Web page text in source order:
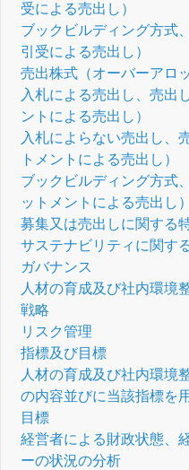
受による売出し）
ブックビルディング方式
引受による売出し）
売出株式（オーバーアロ
入札による売出し、売出
ントによる売出し）
入札によらない売出し、
トメントによる売出し）
ブックビルディング方式
ットメントによる売出し）
募集又は売出しに関する
サステナビリティに関す
ガバナンス
人材の育成及び社内環境
戦略
リスク管理
指標及び目標
人材の育成及び社内環境
の内容並びに当該指標を
目標
経営者による財政状態、
ーの状況の分析